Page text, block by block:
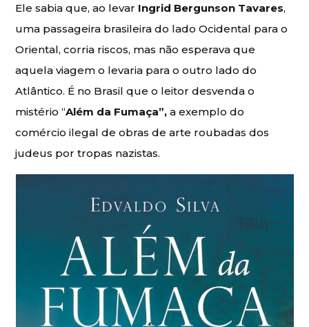
Ele sabia que, ao levar Ingrid Bergunson Tavares,
uma passageira brasileira do lado Ocidental para o
Oriental, corria riscos, mas não esperava que
aquela viagem o levaria para o outro lado do
Atlântico. É no Brasil que o leitor desvenda o
mistério “Além da Fumaça”, a exemplo do
comércio ilegal de obras de arte roubadas dos
judeus por tropas nazistas.